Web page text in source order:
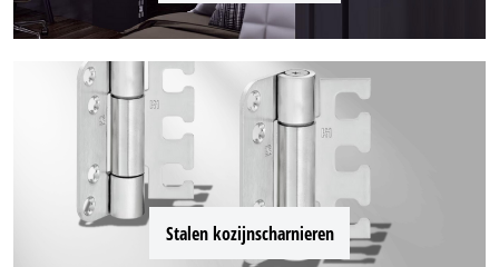
Stalen kozijnscharnieren